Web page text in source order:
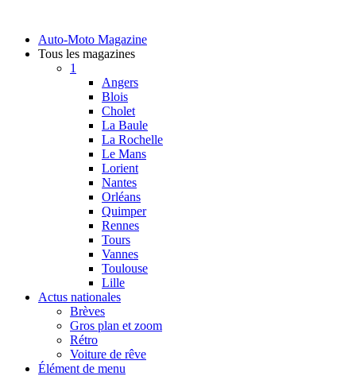
Auto-Moto Magazine
Tous les magazines
1
Angers
Blois
Cholet
La Baule
La Rochelle
Le Mans
Lorient
Nantes
Orléans
Quimper
Rennes
Tours
Vannes
Toulouse
Lille
Actus nationales
Brèves
Gros plan et zoom
Rétro
Voiture de rêve
Élément de menu